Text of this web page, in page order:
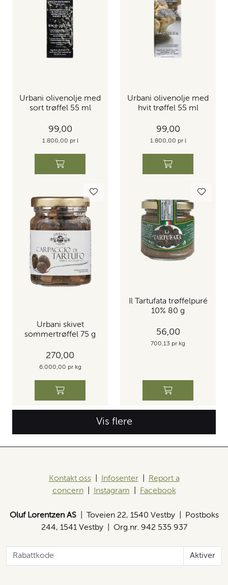
Urbani olivenolje med
sort trøffel 55 ml
99,00
1.800,00 pr l
Urbani olivenolje med
hvit trøffel 55 ml
99,00
1.800,00 pr l
Urbani skivet
sommertrøffel 75 g
270,00
6.000,00 pr kg
Il Tartufata trøffelpuré
10% 80 g
56,00
700,13 pr kg
Vis flere
Kontakt oss| Infosenter|
Report a
concern| Instagram Facebook
Oluf Lorentzen AS| Toveien 22, 1540 Vestby | Postboks
244, 1541 Vestby | Org.nr. 942 535 937
Aktiver